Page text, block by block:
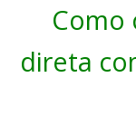
Como
direta